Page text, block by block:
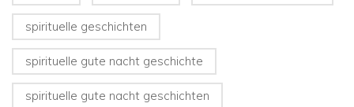
spirituelle geschichten
spirituelle gute nacht geschichte
spirituelle gute nacht geschichten